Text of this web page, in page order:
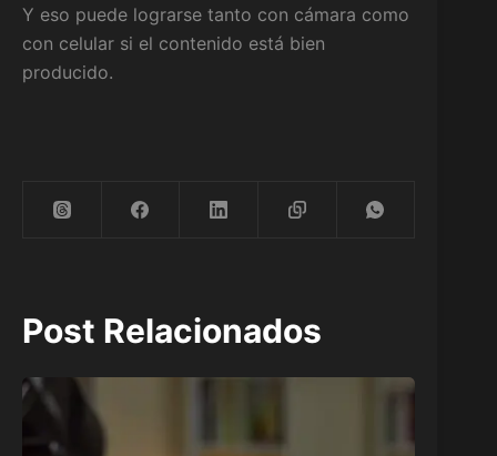
Y eso puede lograrse tanto con cámara como
con celular si el contenido está bien
producido.
Post Relacionados